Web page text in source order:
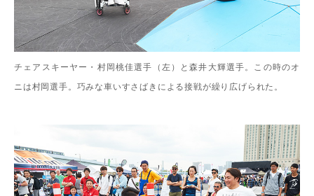
チェアスキーヤー・村岡桃佳選手（左）と森井大輝選手。この時のオ
ニは村岡選手。巧みな車いすさばきによる接戦が繰り広げられた。